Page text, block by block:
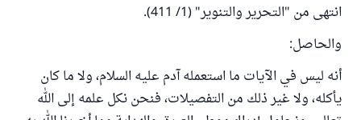
انتهى من "التحرير والتنوير" (1/ 411).
والحاصل:
أنه ليس في الآيات ما استعمله آدم عليه السلام، ولا ما كان
يأكله، ولا غير ذلك من التفصيلات، فنحن نكل علمه إلى الله